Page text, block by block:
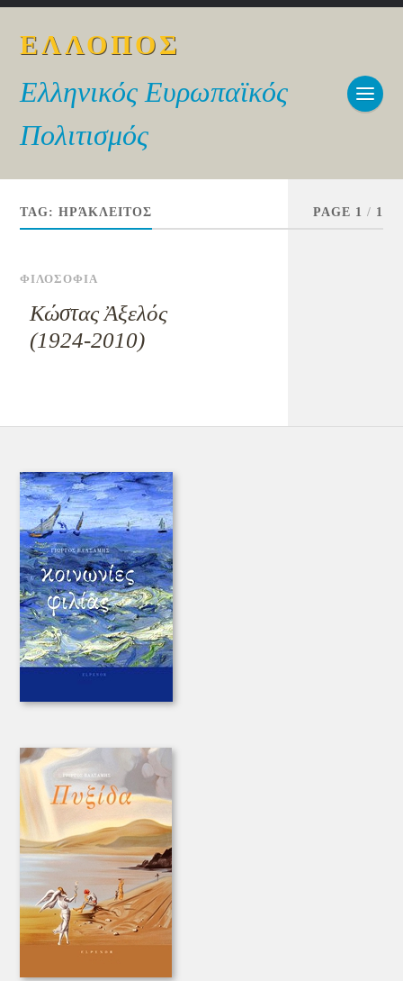
ΕΛΛΟΠΟΣ
Ελληνικός Ευρωπαϊκός
Πολιτισμός
TAG:ΗΡΆΚΛΕΙΤΟΣ PAGE 1 / 1
ΦΙΛΟΣΟΦΙΑ
Κώστας Ἀξελός
(1924-2010)